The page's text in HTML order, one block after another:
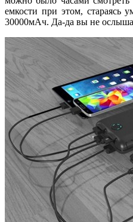
емкости при этом, стараясь
30000мАч. Да-да вы не